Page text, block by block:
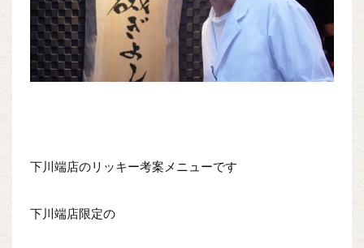
下川端店のリッキー考案メニューです
下川端店限定の